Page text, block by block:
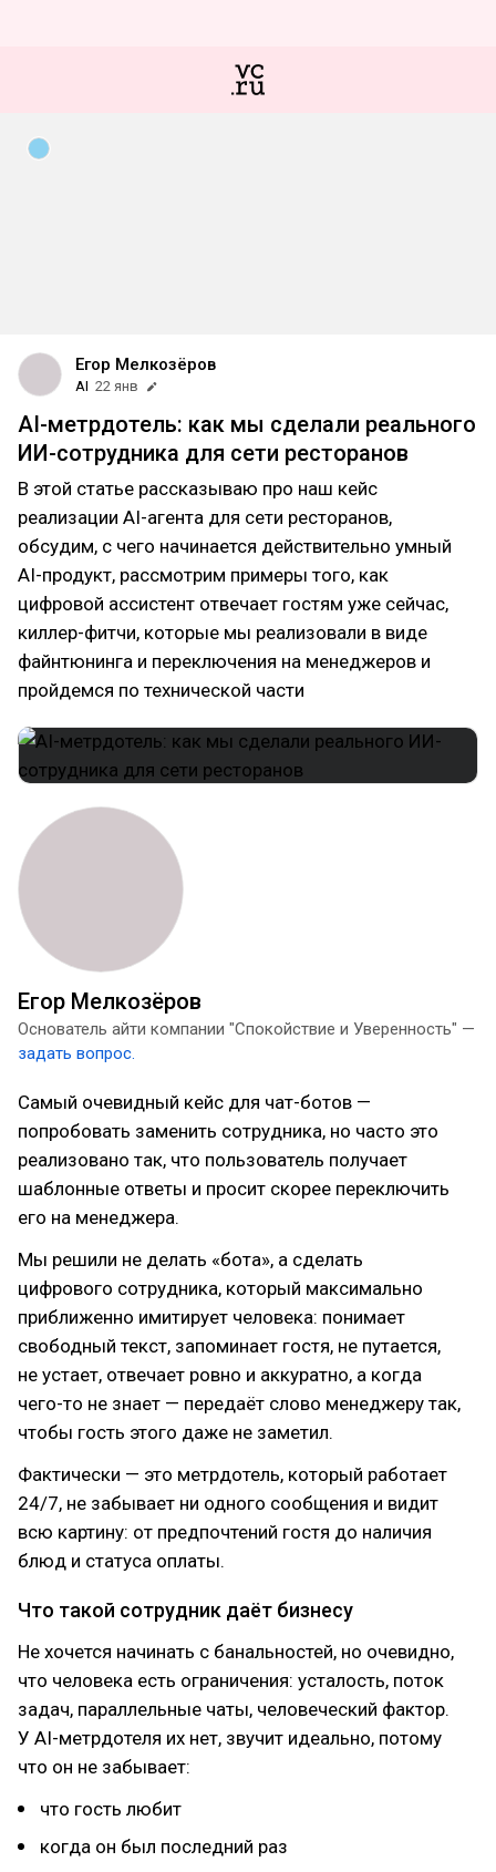
Егор Мелкозёров
AI 22 янв
AI-метрдотель: как мы сделали реального
ИИ-сотрудника для сети ресторанов
В этой статье рассказываю про наш кейс
реализации AI-агента для сети ресторанов,
обсудим, с чего начинается действительно умный
AI-продукт, рассмотрим примеры того, как
цифровой ассистент отвечает гостям уже сейчас,
киллер-фитчи, которые мы реализовали в виде
файнтюнинга и переключения на менеджеров и
пройдемся по технической части
Егор Мелкозёров
Основатель айти компании "Спокойствие и Уверенность" —
задать вопрос.
Самый очевидный кейс для чат-ботов —
попробовать заменить сотрудника, но часто это
реализовано так, что пользователь получает
шаблонные ответы и просит скорее переключить
его на менеджера.
Мы решили не делать «бота», а сделать
цифрового сотрудника, который максимально
приближенно имитирует человека: понимает
свободный текст, запоминает гостя, не путается,
не устает, отвечает ровно и аккуратно, а когда
чего-то не знает — передаёт слово менеджеру так,
чтобы гость этого даже не заметил.
Фактически — это метрдотель, который работает
24/7, не забывает ни одного сообщения и видит
всю картину: от предпочтений гостя до наличия
блюд и статуса оплаты.
Что такой сотрудник даёт бизнесу
Не хочется начинать с банальностей, но очевидно,
что человека есть ограничения: усталость, поток
задач, параллельные чаты, человеческий фактор.
У AI-метрдотеля их нет, звучит идеально, потому
что он не забывает:
что гость любит
когда он был последний раз